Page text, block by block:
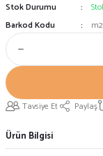
Stok Durumu
Barkod Kodu
Tavsiye Et Paylaş
Ürün Bilgisi